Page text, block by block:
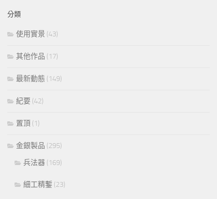
分類
使用實景 (43)
其他作品 (17)
最新動態 (149)
紀要 (42)
置頂 (1)
金銀製品 (295)
兵法器 (169)
細工精鏨 (23)